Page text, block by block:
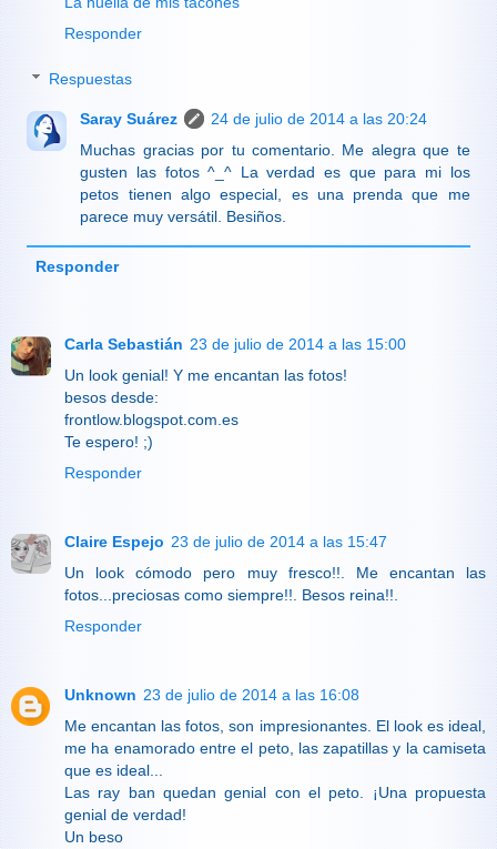
Responder
Respuestas
Saray Suárez
24 de julio de 2014 a las 20:24
Muchas gracias por tu comentario. Me alegra que te
gusten las fotos ^_^ La verdad es que para mi los
petos tienen algo especial, es una prenda que me
parece muy versátil. Besiños.
Responder
Carla Sebastián 23 de julio de 2014 a las 15:00
Un look genial! Y me encantan las fotos!
besos desde:
frontlow.blogspot.com.es
Te espero! ;)
Responder
Claire Espejo 23 de julio de 2014 a las 15:47
Un look cómodo pero muy fresco!!. Me encantan las
fotos...preciosas como siempre!!. Besos reina!!.
Responder
Unknown 23 de julio de 2014 a las 16:08
Me encantan las fotos, son impresionantes. El look es ideal,
me ha enamorado entre el peto, las zapatillas y la camiseta
que es ideal...
Las ray ban quedan genial con el peto. ¡Una propuesta
genial de verdad!
Un beso